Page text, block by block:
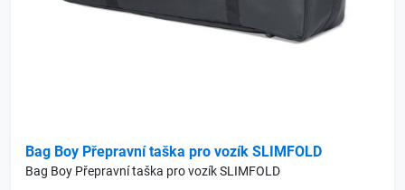
Bag Boy Přepravní taška pro vozík SLIMFOLD
Bag Boy Přepravní taška pro vozík SLIMFOLD